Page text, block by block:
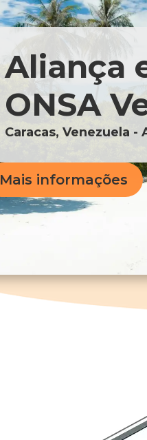
Aliança
ONSA
Caracas, Venezuela -
Mais informações